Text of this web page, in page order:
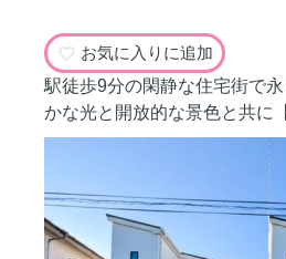
お気に入りに追加
駅徒歩9分の閑静な住宅街で
かな光と開放的な景色と共に